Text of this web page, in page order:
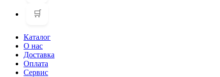
🛒
Каталог
О нас
Доставка
Оплата
Сервис